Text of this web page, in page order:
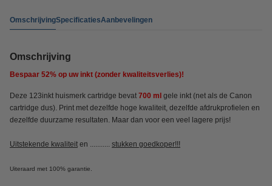
OmschrijvingSpecificatiesAanbevelingen
Omschrijving
Bespaar 52% op uw inkt (zonder kwaliteitsverlies)!
Deze 123inkt huismerk cartridge bevat 700 ml gele inkt (net als de Canon
cartridge dus). Print met dezelfde hoge kwaliteit, dezelfde afdrukprofielen en
dezelfde duurzame resultaten. Maar dan voor een veel lagere prijs!
Uitstekende kwaliteit en ........... stukken goedkoper!!!
Uiteraard met 100% garantie.